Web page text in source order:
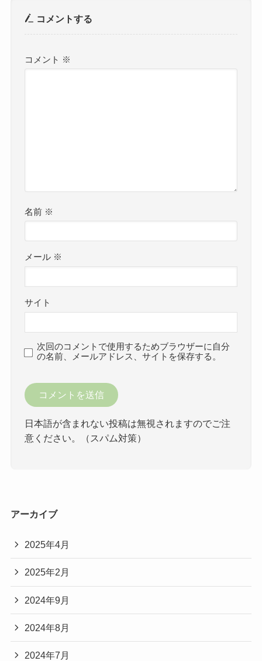
コメントする
コメント ※
名前 ※
メール ※
サイト
次回のコメントで使用するためブラウザーに自分
の名前、メールアドレス、サイトを保存する。
日本語が含まれない投稿は無視されますのでご注
意ください。（スパム対策）
アーカイブ
2025年4月
2025年2月
2024年9月
2024年8月
2024年7月